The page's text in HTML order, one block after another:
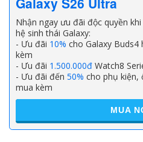
Nhận ngay ưu đãi độc quyền
hệ sinh thái Galaxy:
- Ưu đãi 10% cho Galaxy Buds4
kèm
- Ưu đãi 1.500.000đ Watch8
- Ưu đãi đến 50% cho phụ kiện,
mua kèm
MUA